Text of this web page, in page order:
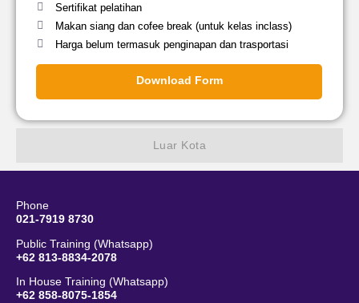
Luar Kota
Sertifikat pelatihan
Makan siang dan cofee break (untuk kelas inclass)
Harga belum termasuk penginapan dan trasportasi
Download Form
Phone
021-7919 8730
Public Training (Whatsapp)
+62 813-8834-2078
In House Training (Whatsapp)
+62 858-8075-1854